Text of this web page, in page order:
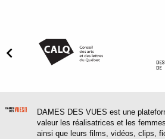
DAMES DES VUES est une
valeur les réalisatrices et les
ainsi que leurs films, vidéos, clips,